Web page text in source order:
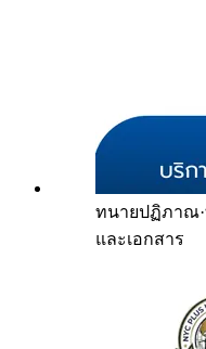
ทนายปฏิภาณ·
และเอกสาร